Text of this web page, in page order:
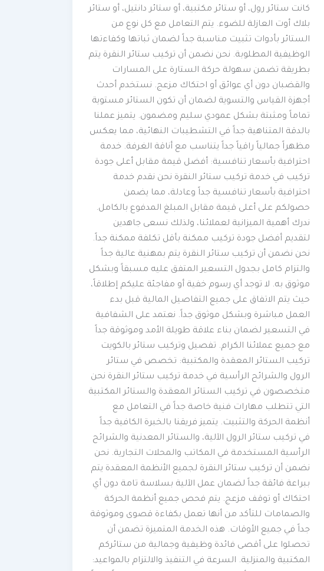
كانت ستائر رول، أو ستائر مكتبية، أو ستائر دانتيل، أو ستائر
بلاك أوت العازلة للضوء. يتم التعامل مع كل نوع من
الستائر بأدوات تثبيت مناسبة جداً لضمان ثباتها وكفاءتها
الوظيفية المطلوبة. نحن نضمن أن تركيب ستائر النقرة يتم
بطريقة تضمن سهولة حركة الستارة على المسارات
والقضبان دون أي عوائق أو احتكاك مزعج. نستخدم أحدث
أجهزة القياس والتسوية لضمان أن تكون الستائر مستوية
تماماً ومثبتة بشكل عمودي سليم ومضمون. يتميز عملنا
بالدقة المتناهية جداً في التشطيبات النهائية، مما يعكس
مظهراً جمالياً راقياً جداً يتناسب مع أناقة الغرفة. خدمة
احترافية بأسعار تنافسية: أفضل قيمة مقابل أعلى جودة
تركيب في خدمة تركيب ستائر النقرة نحن نقدم خدمة
احترافية بأسعار تنافسية جداً وعادلة، مما يضمن
حصولكم على أعلى قيمة مقابل المبلغ المدفوع بالكامل.
ندرك أهمية الميزانية لعملائنا، ولذلك نسعى جاهدين
لتقديم أفضل جودة تركيب ممكنة بأقل تكلفة ممكنة جداً.
نحن نضمن أن تركيب ستائر النقرة يتم بمهنية عالية جداً
والتزام كامل بجدول التسعير المتفق عليه مسبقاً وبشكل
موثوق به. لا توجد أي رسوم خفية أو مفاجئة عليكم إطلاقاً،
حيث يتم الاتفاق على جميع التفاصيل المالية قبل بدء
العمل مباشرة وبشكل موثوق جداً. نعتمد على الشفافية
في التسعير لضمان بناء علاقة طويلة الأمد وموثوقة جداً
مع جميع عملائنا الكرام. تفصيل وتركيب ستائر بالكويت
تركيب الستائر المعقدة والمكتبية: تخصص في ستائر
الرول والشرائح الرأسية في خدمة تركيب ستائر النقرة نحن
متخصصون في تركيب الستائر المعقدة والستائر المكتبية
التي تتطلب مهارات فنية خاصة جداً في التعامل مع
أنظمة الحركة والتثبيت. يتميز فريقنا بالخبرة الكافية جداً
في تركيب ستائر الرول الآلية، والستائر المعدنية والشرائح
الرأسية المستخدمة في المكاتب والمحلات التجارية. نحن
نضمن أن تركيب ستائر النقرة لجميع الأنظمة المعقدة يتم
ببراعة فائقة جداً لضمان عمل الآلية بسلاسة تامة دون أي
احتكاك أو توقف مزعج. يتم فحص جميع أنظمة الحركة
والصمامات للتأكد من أنها تعمل بكفاءة قصوى وموثوقة
جداً في جميع الأوقات. هذه الخدمة المتميزة تضمن أن
تحصلوا على أقصى فائدة وظيفية وجمالية من ستائركم
المكتبية والمنزلية. السرعة في التنفيذ والالتزام بالمواعيد: